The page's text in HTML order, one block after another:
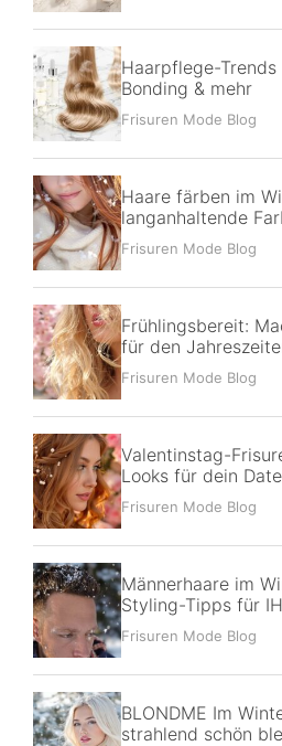
Haarpflege-
Bonding & mehr
Frisuren Mode Blog
Haare färben im
langanhaltende
Frisuren Mode Blog
Frühlingsbereit:
für den
Frisuren Mode Blog
Valentinstag-
Looks für dein Date
Frisuren Mode Blog
Männerhaare im
Styling-Tipps für
Frisuren Mode Blog
BLONDME Im
strahlend schön